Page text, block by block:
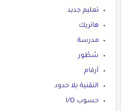
تعليم جديد
هاتريك
مدرسة
سُطُور
أرقام
التقنية بلا حدود
حسوب I/O